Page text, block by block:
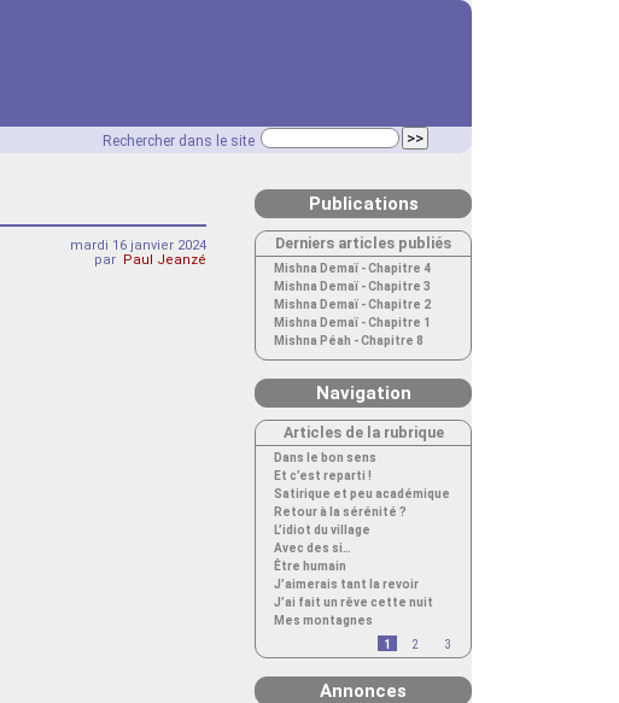
Rechercher dans le site
mardi 16 janvier 2024
par Paul Jeanzé
Publications
Derniers articles publiés
Mishna Demaï - Chapitre 4
Mishna Demaï - Chapitre 3
Mishna Demaï - Chapitre 2
Mishna Demaï - Chapitre 1
Mishna Péah - Chapitre 8
Navigation
Articles de la rubrique
Dans le bon sens
Et c’est reparti !
Satirique et peu académique
Retour à la sérénité ?
L’idiot du village
Avec des si…
Être humain
J’aimerais tant la revoir
J’ai fait un rêve cette nuit
Mes montagnes
1
2 3
Annonces